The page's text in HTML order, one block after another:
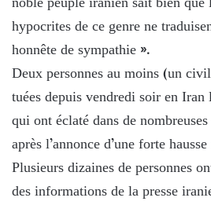
hypocrites de ce genre ne
honnête de sympathie ».
Deux personnes au moins (un
tuées depuis vendredi soir en
qui ont éclaté dans de
après l’annonce d’une forte
Plusieurs dizaines de personnes
des informations de la presse